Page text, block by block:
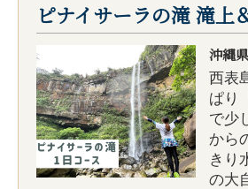
ピナイサーラの滝 滝上
沖縄
西表
ぱり
で少
から
きり
の大